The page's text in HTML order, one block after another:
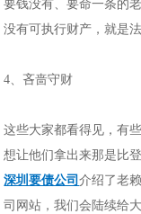
要钱没有、要命一条的
没有可执行财产，就是
4、吝啬守财
这些大家都看得见，有
想让他们拿出来那是比
深圳要债公司介绍了老
司网站，我们会陆续给大